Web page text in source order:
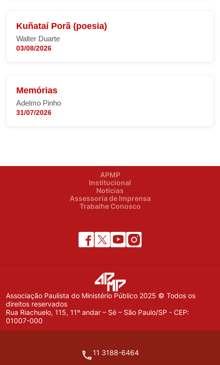
Kuñataí Porã (poesia)
Walter Duarte
03/08/2026
Memórias
Adelmo Pinho
31/07/2026
APMP
Institucional
Notícias
Assessoria de Imprensa
Trabalhe Conosco
Associação Paulista do Ministério Público 2025 © Todos os
direitos reservados
Rua Riachuelo, 115, 11º andar – Sé – São Paulo/SP - CEP:
01007-000
11 3188-6464